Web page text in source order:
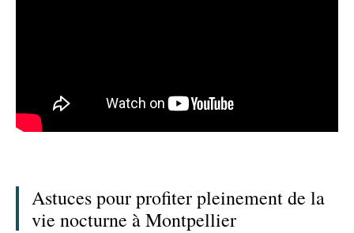
Astuces pour profiter pleinement de la
vie nocturne à Montpellier